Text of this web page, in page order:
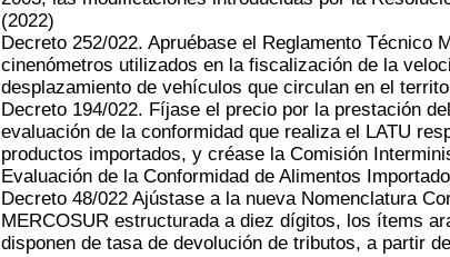
(2022)
Decreto 252/022. Apruébase el Reglamento Técnico
cinenómetros utilizados en la fiscalización de la
desplazamiento de vehículos que circulan en el
Decreto 194/022. Fíjase el precio por la prestación
evaluación de la conformidad que realiza el LATU
productos importados, y créase la Comisión
Evaluación de la Conformidad de Alimentos
Decreto 48/022 Ajústase a la nueva Nomenclatura
MERCOSUR estructurada a diez dígitos, los ítems
disponen de tasa de devolución de tributos, a partir